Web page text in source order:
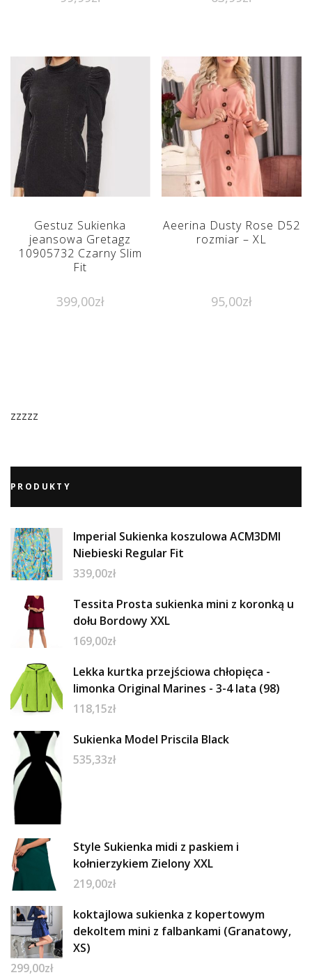
Gestuz Sukienka
jeansowa Gretagz
10905732 Czarny Slim
Fit
399,00zł
Aeerina Dusty Rose D52
rozmiar – XL
95,00zł
zzzzz
PRODUKTY
Imperial Sukienka koszulowa ACM3DMI
Niebieski Regular Fit
339,00zł
Tessita Prosta sukienka mini z koronką u
dołu Bordowy XXL
169,00zł
Lekka kurtka przejściowa chłopięca -
limonka Original Marines - 3-4 lata (98)
118,15zł
Sukienka Model Priscila Black
535,33zł
Style Sukienka midi z paskiem i
kołnierzykiem Zielony XXL
219,00zł
koktajlowa sukienka z kopertowym
dekoltem mini z falbankami (Granatowy,
XS)
299,00zł